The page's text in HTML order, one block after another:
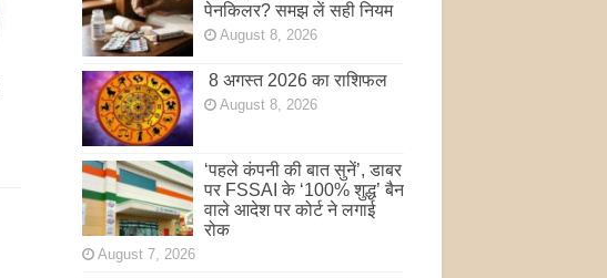
पेनकिलर? समझ लें सही नियम
August 8, 2026
8 अगस्त 2026 का राशिफल
August 8, 2026
‘पहले कंपनी की बात सुनें’, डाबर
पर FSSAI के ‘100% शुद्ध’ बैन
वाले आदेश पर कोर्ट ने लगाई
रोक
August 7, 2026